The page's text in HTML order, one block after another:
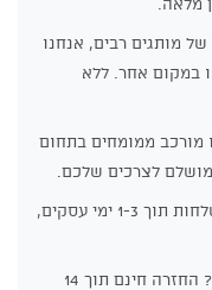
מותגים רבים, אנחנו
במקום אחר. ללא
מורכב ממומחים בתחום
לצרכים שלכם.
– הזמנות נשלחות תוך 1-3 ימי עסקים,
– לא מרוצים? החזרה חינם תוך 14